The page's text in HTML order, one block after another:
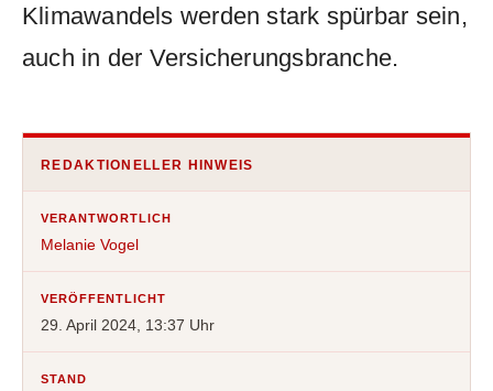
Klimawandels werden stark spürbar⁢ sein,
auch ​in der Versicherungsbranche.
REDAKTIONELLER HINWEIS
VERANTWORTLICH
Melanie Vogel
VERÖFFENTLICHT
29. April 2024, 13:37 Uhr
STAND